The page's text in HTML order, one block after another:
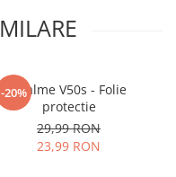
NUeste
cu totii, ci
caNU SE
cioburi
-20%
Realme V50s - Folie
protectie
29,99 RON
23,99 RON